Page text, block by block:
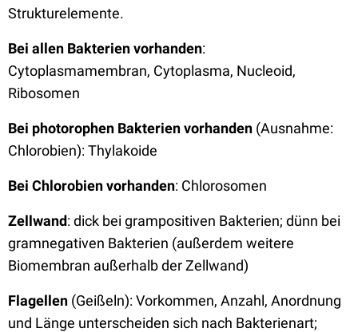
Strukturelemente.
Bei allen Bakterien vorhanden:
Cytoplasmamembran, Cytoplasma, Nucleoid,
Ribosomen
Bei photorophen Bakterien vorhanden (Ausnahme:
Chlorobien): Thylakoide
Bei Chlorobien vorhanden: Chlorosomen
Zellwand:dick bei grampositiven Bakterien; dünn bei
gramnegativen Bakterien (außerdem weitere
Biomembran außerhalb der Zellwand)
Flagellen (Geißeln): Vorkommen, Anzahl, Anordnung
und Länge unterscheiden sich nach Bakterienart;